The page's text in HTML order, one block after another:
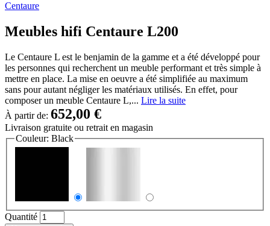
Centaure
Meubles hifi Centaure L200
Le Centaure L est le benjamin de la gamme et a été développé pour
les personnes qui recherchent un meuble performant et très simple à
mettre en place. La mise en oeuvre a été simplifiée au maximum
sans pour autant négliger les matériaux utilisés. En effet, pour
composer un meuble Centaure L,... Lire la suite
À partir de: 652,00 €
Livraison gratuite ou retrait en magasin
Couleur: Black
Quantité